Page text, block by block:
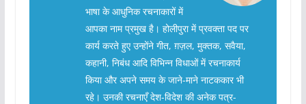
भाषा के आधुनिक रचनाकारों में
आपका नाम प्रमुख है। होलीपुरा में प्रवक्ता पद पर
कार्य करते हुए उन्होंने गीत, ग़ज़ल, मुक्तक, सवैया,
कहानी, निबंध आदि विभिन्न विधाओं में रचनाकार्य
किया और अपने समय के जाने-माने नाटककार भी
रहे। उनकी रचनाएँ देश-विदेश की अनेक पत्र-